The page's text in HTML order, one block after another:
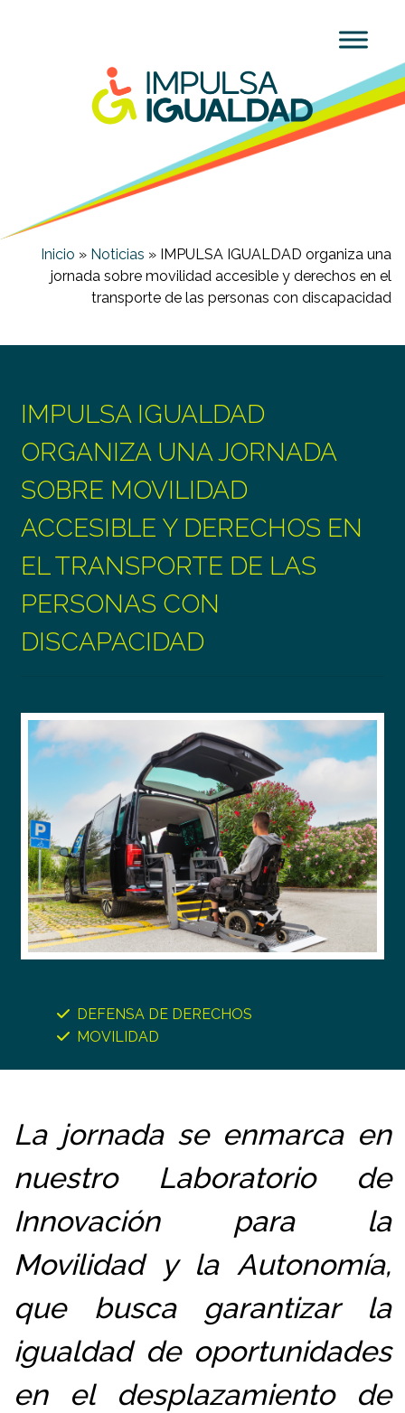
Inicio » Noticias » IMPULSA IGUALDAD organiza una
jornada sobre movilidad accesible y derechos en el
transporte de las personas con discapacidad
IMPULSA IGUALDAD
ORGANIZA UNA JORNADA
SOBRE MOVILIDAD
ACCESIBLE Y DERECHOS EN
EL TRANSPORTE DE LAS
PERSONAS CON
DISCAPACIDAD
DEFENSA DE DERECHOS
MOVILIDAD
La jornada se enmarca en
nuestro Laboratorio de
Innovación para la
Movilidad y la Autonomía,
que busca garantizar la
igualdad de oportunidades
en el desplazamiento de